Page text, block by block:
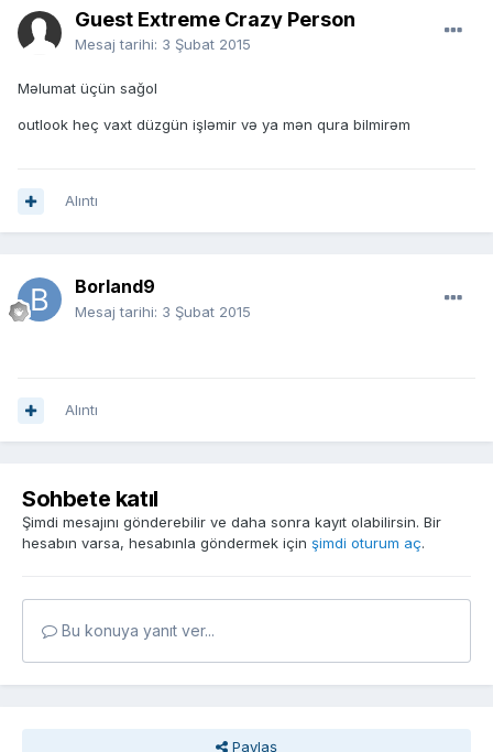
Guest Extreme Crazy Person
Mesaj tarihi: 3 Şubat 2015
Məlumat üçün sağol
outlook heç vaxt düzgün işləmir və ya mən qura bilmirəm
Alıntı
Borland9
Mesaj tarihi: 3 Şubat 2015
Alıntı
Sohbete katıl
Şimdi mesajını gönderebilir ve daha sonra kayıt olabilirsin. Bir
hesabın varsa, hesabınla göndermek için şimdi oturum aç.
Bu konuya yanıt ver...
Paylaş